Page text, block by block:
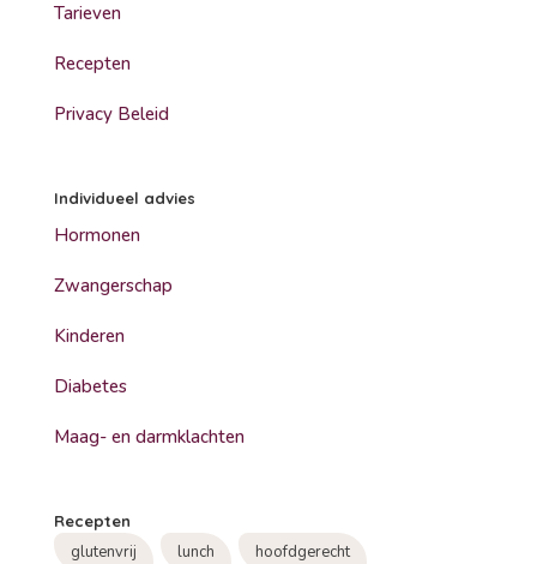
Tarieven
Recepten
Privacy Beleid
Individueel advies
Hormonen
Zwangerschap
Kinderen
Diabetes
Maag- en darmklachten
Recepten
glutenvrij lunch hoofdgerecht